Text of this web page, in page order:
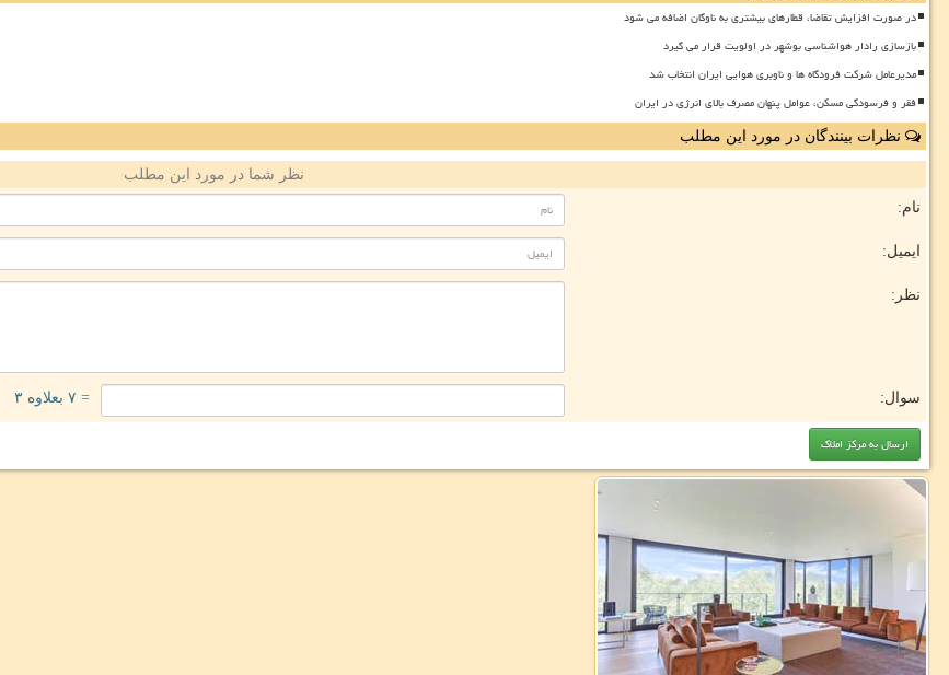
در صورت افزایش تقاضا، قطارهای بیشتری به ناوگان اضافه می شود
بازسازی رادار هواشناسی بوشهر در اولویت قرار می گیرد
مدیرعامل شرکت فرودگاه ها و ناوبری هوایی ایران انتخاب شد
فقر و فرسودگی مسکن، عوامل پنهان مصرف بالای انرژی در ایران
نظرات بینندگان در مورد این مطلب
نظر شما در مورد این مطلب
نام:
ایمیل:
نظر:
سوال: = ۷ بعلاوه ۳